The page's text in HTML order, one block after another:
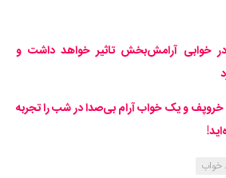
خوابی آرامش‌بخش تاثیر خواهد داشت و
خروپف و یک خواب آرام بی‌صدا در شب را تجربه
خواب